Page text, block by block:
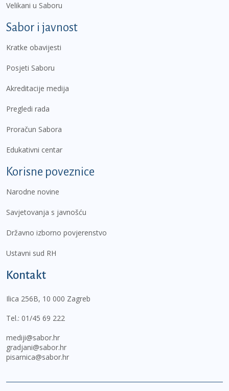
Velikani u Saboru
Sabor i javnost
Kratke obavijesti
Posjeti Saboru
Akreditacije medija
Pregledi rada
Proračun Sabora
Edukativni centar
Korisne poveznice
Narodne novine
Savjetovanja s javnošću
Državno izborno povjerenstvo
Ustavni sud RH
Kontakt
Ilica 256B, 10 000 Zagreb
Tel.: 01/45 69 222
mediji@sabor.hr
gradjani@sabor.hr
pisarnica@sabor.hr